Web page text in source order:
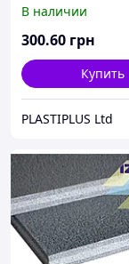
В наличии
300.60 грн
Купить
PLASTIPLUS Ltd